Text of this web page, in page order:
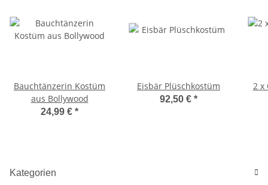
Bauchtänzerin Kostüm
aus Bollywood
24,99 € *
Eisbär Plüschkostüm
92,50 € *
2 x
Kategorien